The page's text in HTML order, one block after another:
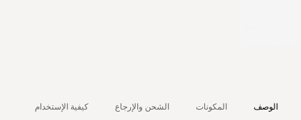
الوصف المكونات الشحن والإرجاع كيفية الإستخدام